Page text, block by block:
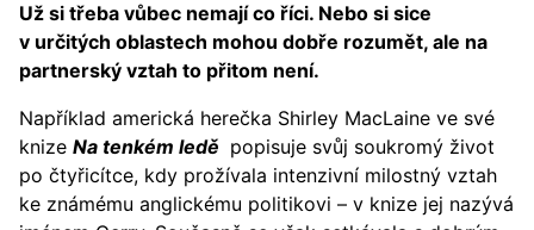
Už si třeba vůbec nemají co říci. Nebo si sice
v určitých oblastech mohou dobře rozumět, ale na
partnerský vztah to přitom není.
Například americká herečka Shirley MacLaine ve své
knize Na tenkém ledě popisuje svůj soukromý život
po čtyřicítce, kdy prožívala intenzivní milostný vztah
ke známému anglickému politikovi – v knize jej nazývá